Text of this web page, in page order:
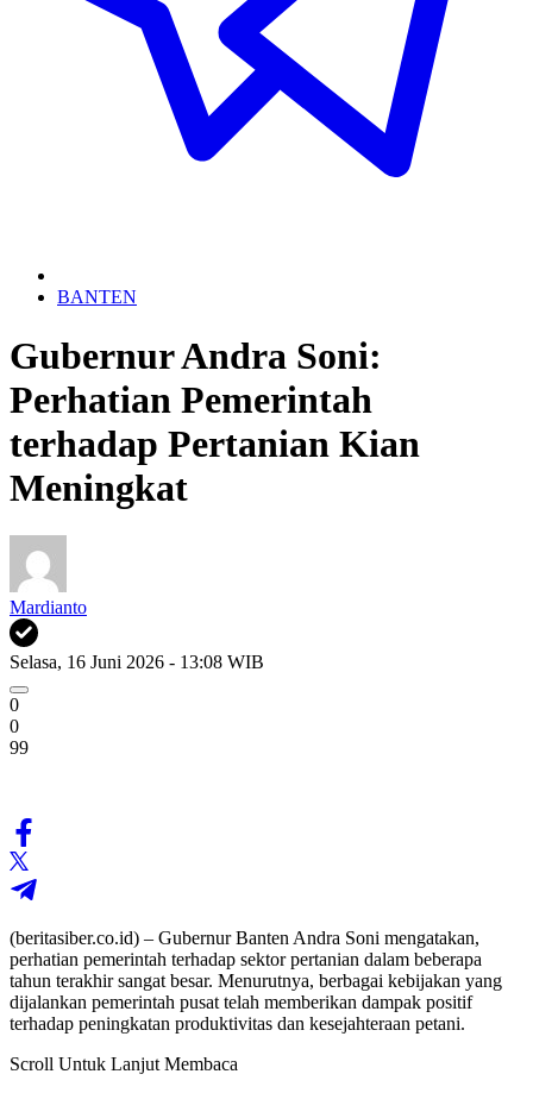
BANTEN
Gubernur Andra Soni:
Perhatian Pemerintah
terhadap Pertanian Kian
Meningkat
Mardianto
Selasa, 16 Juni 2026 - 13:08 WIB
0
0
99
(beritasiber.co.id) – Gubernur Banten Andra Soni mengatakan,
perhatian pemerintah terhadap sektor pertanian dalam beberapa
tahun terakhir sangat besar. Menurutnya, berbagai kebijakan yang
dijalankan pemerintah pusat telah memberikan dampak positif
terhadap peningkatan produktivitas dan kesejahteraan petani.
Scroll Untuk Lanjut Membaca